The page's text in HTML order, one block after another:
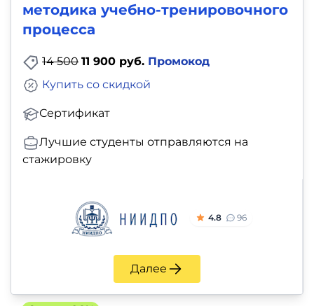
методика учебно-тренировочного
процесса
14 500 11 900 руб. Промокод
Сертификат
Купить со скидкой
Лучшие студенты отправляются на
стажировку
4.8 96
Далее